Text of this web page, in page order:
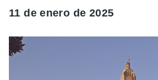
11 de enero de 2025